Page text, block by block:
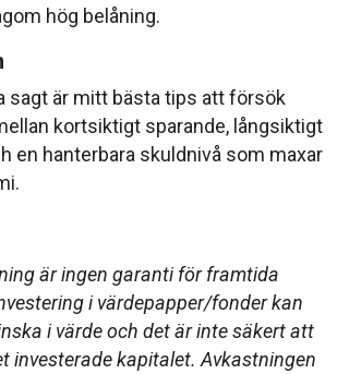
hög belåning.
sagt är mitt bästa tips att försök
kortsiktigt sparande, långsiktigt
en hanterbara skuldnivå som maxar
är ingen garanti för framtida
i värdepapper/fonder kan
i värde och det är inte säkert att
investerade kapitalet. Avkastningen